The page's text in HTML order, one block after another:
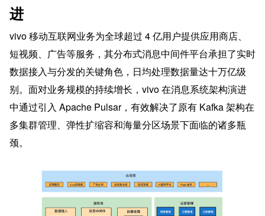
进
vivo 移动互联网业务为全球超过 4 亿用户提供应用商店、
短视频、广告等服务，其分布式消息中间件平台承担了实时
数据接入与分发的关键角色，日均处理数据量达十万亿级
别。面对业务规模的持续增长，vivo 在消息系统架构演进
中通过引入 Apache Pulsar，有效解决了原有 Kafka 架构在
多集群管理、弹性扩缩容和海量分区场景下面临的诸多瓶
颈。